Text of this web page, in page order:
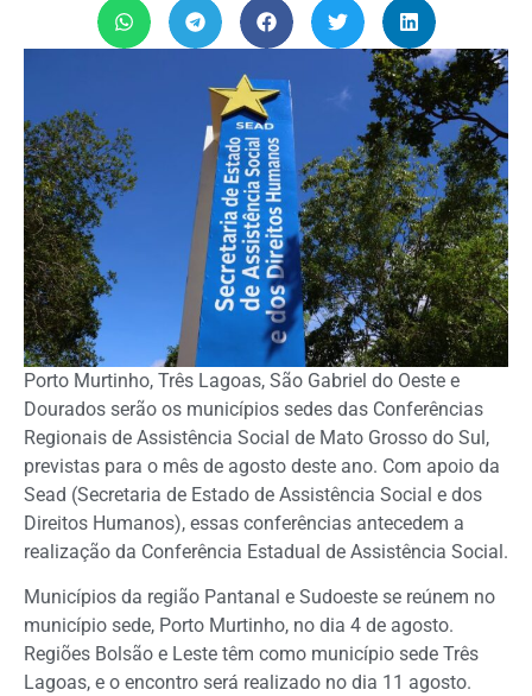
Porto Murtinho, Três Lagoas, São Gabriel do Oeste e
Dourados serão os municípios sedes das Conferências
Regionais de Assistência Social de Mato Grosso do Sul,
previstas para o mês de agosto deste ano. Com apoio da
Sead (Secretaria de Estado de Assistência Social e dos
Direitos Humanos), essas conferências antecedem a
realização da Conferência Estadual de Assistência Social.
Municípios da região Pantanal e Sudoeste se reúnem no
município sede, Porto Murtinho, no dia 4 de agosto.
Regiões Bolsão e Leste têm como município sede Três
Lagoas, e o encontro será realizado no dia 11 agosto.